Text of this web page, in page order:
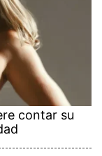
contar su